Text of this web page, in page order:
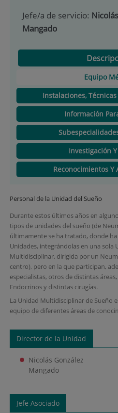
Jefe/a de servicio:
Mangado
Equipo
Instalaciones,
Información
Investigación
Reconocimientos Y
Personal de la Unidad del Sueño
Durante estos últimos años en
tipos de unidades del sueño (de
últimamente se ha tratado, donde
Unidades, integrándolas en una sola
Multidisciplinar, dirigida por un
centro), pero en la que participan,
especialistas, otros de distintas
Endocrinos y distintas cirugías.
La Unidad Multidisciplinar de Sueño
equipo de diferentes áreas de
Director de la Unidad
Nicolás González
Mangado
Jefe Asociado